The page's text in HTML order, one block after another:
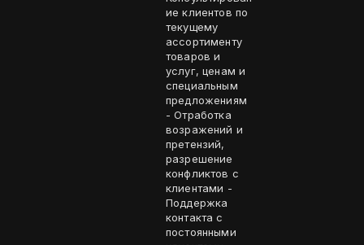
ие клиентов по
текущему
ассортименту
товаров и
услуг, ценам и
специальным
предложениям
- Отработка
возражений и
претензий,
разрешение
конфликтов с
клиентами -
Поддержка
контакта с
постоянными